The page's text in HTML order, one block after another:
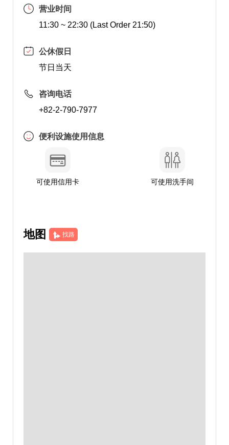
营业时间
11:30 ~ 22:30 (Last Order 21:50)
公休假日
节日当天
咨询电话
+82-2-790-7977
便利设施使用信息
可使用信用卡 可使用洗手间
地图 找路